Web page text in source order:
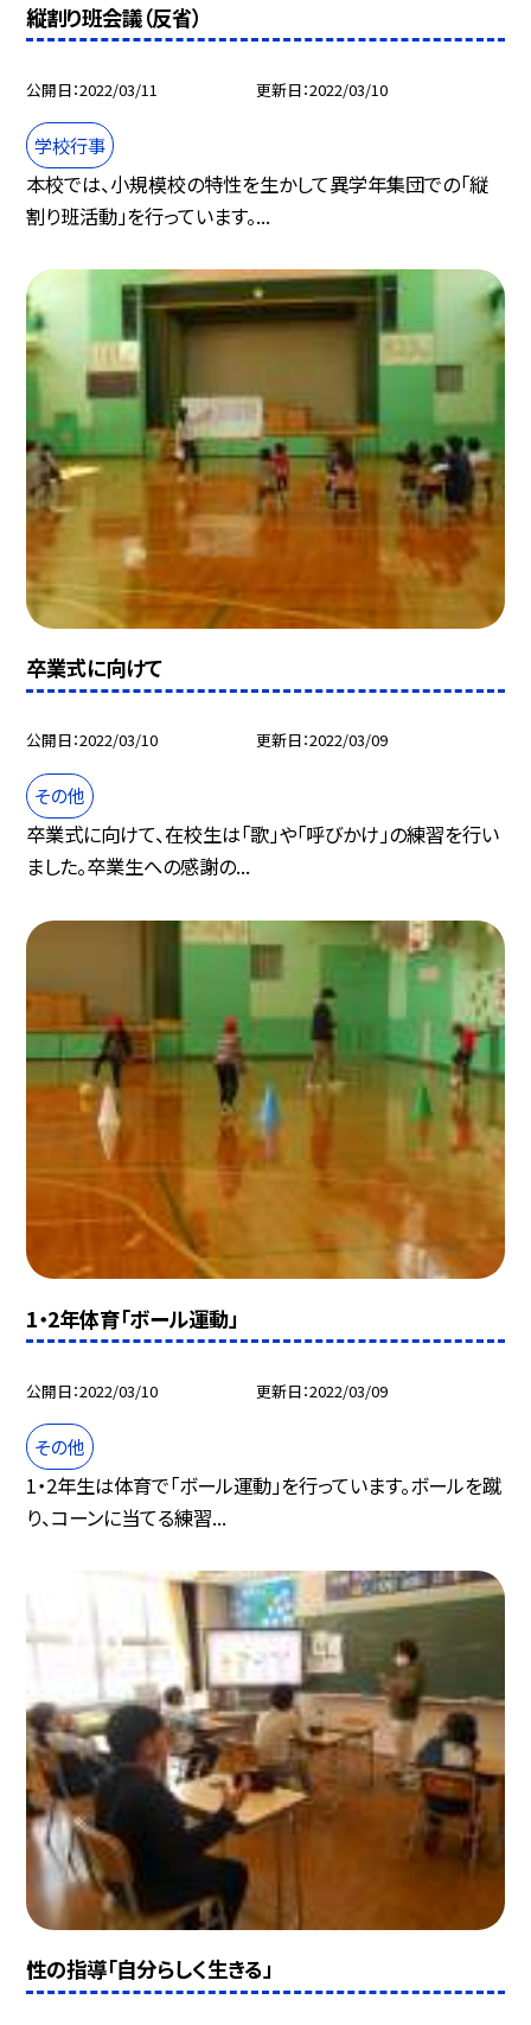
縦割り班会議（反省）
公開日 2022/03/11 更新日 2022/03/10
学校行事
本校では、小規模校の特性を生かして異学年集団での「縦
割り班活動」を行っています。...
卒業式に向けて
公開日 2022/03/10 更新日 2022/03/09
その他
卒業式に向けて、在校生は「歌」や「呼びかけ」の練習を行い
ました。卒業生への感謝の...
1・2年体育「ボール運動」
公開日 2022/03/10 更新日 2022/03/09
その他
1・2年生は体育で「ボール運動」を行っています。ボールを蹴
り、コーンに当てる練習...
性の指導「自分らしく生きる」